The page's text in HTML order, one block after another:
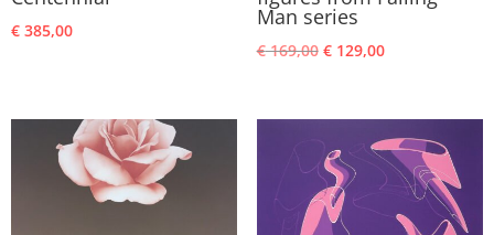
€ 385,00
Man series
€169,00 Oorspronkelijke
€ 169,00.
€129,00Huidige
€ 129,00.